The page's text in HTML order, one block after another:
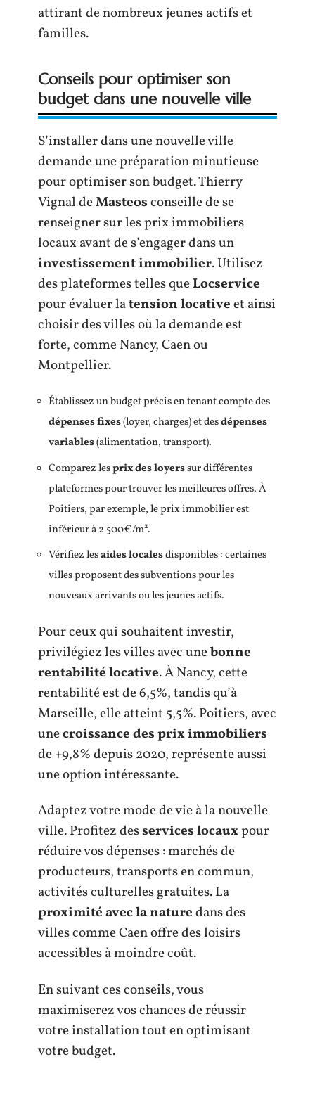
attirant de nombreux jeunes actifs et
familles.
Conseils pour optimiser son
budget dans une nouvelle ville
S’installer dans une nouvelle ville
demande une préparation minutieuse
pour optimiser son budget. Thierry
Vignal deMasteosconseille de se
renseigner sur les prix immobiliers
locaux avant de s’engager dans un
investissement immobilier. Utilisez
des plateformes telles queLocservice
pour évaluer latension locativeet ainsi
choisir des villes où la demande est
forte, comme Nancy, Caen ou
Montpellier.
Établissez un budget précis en tenant compte des
dépenses fixes(loyer, charges) et desdépenses
variables(alimentation, transport).
Comparez lesprix des loyerssur différentes
plateformes pour trouver les meilleures offres. À
Poitiers, par exemple, le prix immobilier est
inférieur à 2 500€/m².
Vérifiez lesaides localesdisponibles : certaines
villes proposent des subventions pour les
nouveaux arrivants ou les jeunes actifs.
Pour ceux qui souhaitent investir,
privilégiez les villes avec unebonne
rentabilité locative. À Nancy, cette
rentabilité est de 6,5%, tandis qu’à
Marseille, elle atteint 5,5%. Poitiers, avec
unecroissance des prix immobiliers
de +9,8% depuis 2020, représente aussi
une option intéressante.
Adaptez votre mode de vie à la nouvelle
ville. Profitez desservices locauxpour
réduire vos dépenses : marchés de
producteurs, transports en commun,
activités culturelles gratuites. La
proximité avec la naturedans des
villes comme Caen offre des loisirs
accessibles à moindre coût.
En suivant ces conseils, vous
maximiserez vos chances de réussir
votre installation tout en optimisant
votre budget.